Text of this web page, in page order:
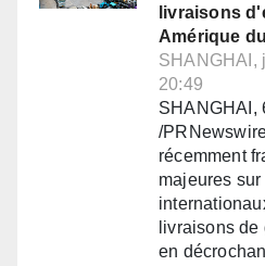
livraisons
Amérique
SHANGHAI,
20:49
SHANGHAI,
/
récemment
majeures
livraisons
en